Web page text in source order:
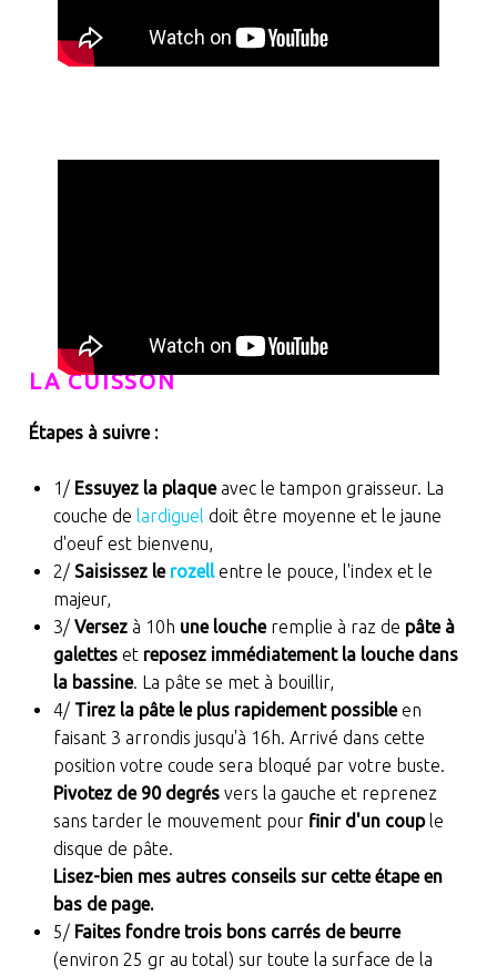
LA CUISSON
Étapes à suivre :
1/ Essuyez la plaqueavec le tampon graisseur. La
couche de lardiguel doit être moyenne et le jaune
d'oeuf est bienvenu,
2/ Saisissez le rozellentre le pouce, l'index et le
majeur,
3/ Versezà 10h une loucheremplie à raz de pâte à
galetteset reposez immédiatement la louche dans
la bassine. La pâte se met à bouillir,
4/ Tirez la pâte le plus rapidement possibleen
faisant 3 arrondis jusqu'à 16h. Arrivé dans cette
position votre coude sera bloqué par votre buste.
Pivotez de 90 degrésvers la gauche et reprenez
sans tarder le mouvement pour finir d'un couple
disque de pâte.
Lisez-bien mes autres conseils sur cette étape en
bas de page.
5/ Faites fondre trois bons carrés de beurre
(environ 25 gr au total) sur toute la surface de la